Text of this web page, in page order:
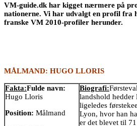
VM-guide.dk har kigget nærmere på
nationerne. Vi har udvalgt en profil fra
franske VM 2010-profiler herunder.
MÅLMAND: HUGO LLORIS
Fakta:Fulde navn:
Hugo Lloris
Position: Målmand
Biografi:
landshold
ligeledes
Lyon, hvor han
er det blevet til